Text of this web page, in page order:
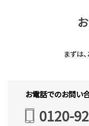
まずは
お電話でのお問い
0120-